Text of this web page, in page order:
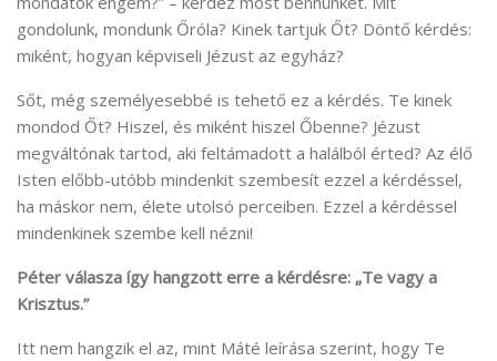
gondolunk, mondunk Őróla? Kinek tartjuk Őt? Döntő kérdés:
miként, hogyan képviseli Jézust az egyház?
Sőt, még személyesebbé is tehető ez a kérdés. Te kinek
mondod Őt? Hiszel, és miként hiszel Őbenne? Jézust
megváltónak tartod, aki feltámadott a halálból érted? Az élő
Isten előbb-utóbb mindenkit szembesít ezzel a kérdéssel,
ha máskor nem, élete utolsó perceiben. Ezzel a kérdéssel
mindenkinek szembe kell nézni!
Péter válasza így hangzott erre a kérdésre: „Te vagy a
Krisztus.”
Itt nem hangzik el az, mint Máté leírása szerint, hogy Te